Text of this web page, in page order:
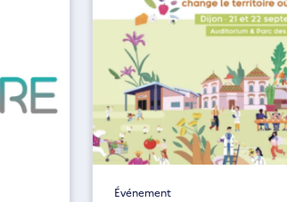
Événement